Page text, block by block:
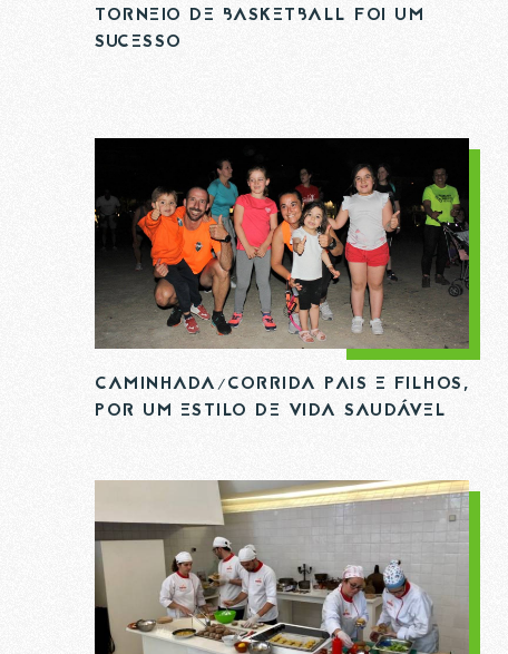
TORNEIO DE BASKETBALL FOI UM
SUCESSO
CAMINHADA/CORRIDA PAIS E FILHOS,
POR UM ESTILO DE VIDA SAUDÁVEL